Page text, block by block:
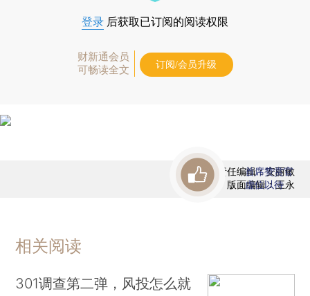
登录 后获取已订阅的阅读权限
财新通会员
可畅读全文
订阅/会员升级
责任编辑：安丽敏
版面编辑：王永
首席赞赏官
虚位以待
相关阅读
301调查第二弹，风投怎么就